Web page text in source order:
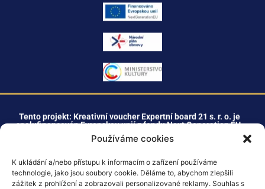
Používáme cookies
K ukládání a/nebo přístupu k informacím o zařízení používáme
technologie, jako jsou soubory cookie. Děláme to, abychom zlepšili
zážitek z prohlížení a zobrazovali personalizované reklamy. Souhlas s
Tento projekt: Kreativní voucher Expertní board 21 s. r. o. je
spolufinancován Evropskou unií z fondu Next Generation EU.
+420 603 477 211